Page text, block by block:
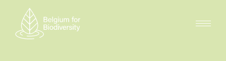
content